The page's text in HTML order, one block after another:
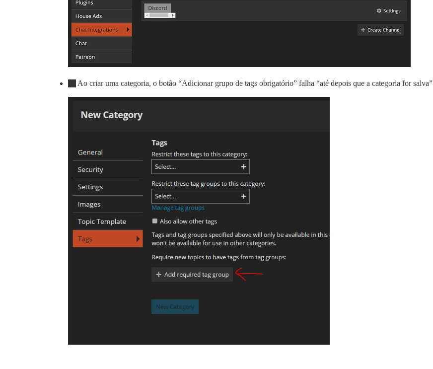
Ao criar uma categoria, o botão “Adicionar grupo de tags obrigatório” falha “até depois que a categoria for salva”